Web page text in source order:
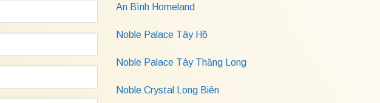
An Bình Homeland
Noble Palace Tây Hồ
Noble Palace Tây Thăng Long
Noble Crystal Long Biên